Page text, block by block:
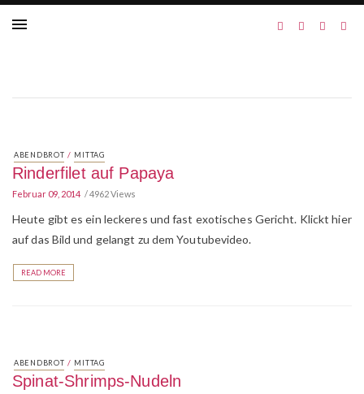
ABENDBROT / MITTAG
Rinderfilet auf Papaya
Februar 09, 2014 4962 Views
Heute gibt es ein leckeres und fast exotisches Gericht. Klickt hier
auf das Bild und gelangt zu dem Youtubevideo.
READ MORE
ABENDBROT / MITTAG
Spinat-Shrimps-Nudeln